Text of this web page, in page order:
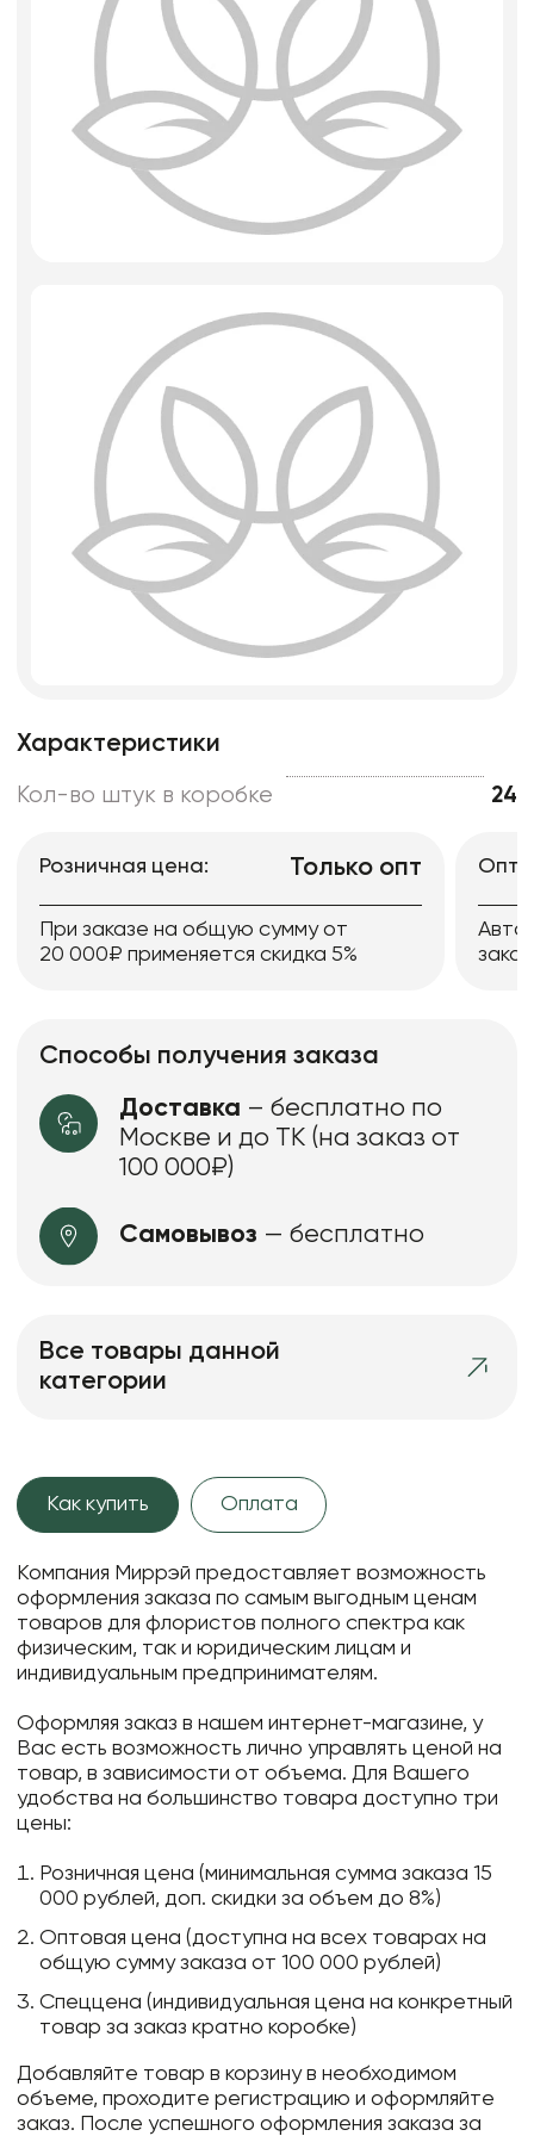
Игрушки мягкие
Изделия из металла
Характеристики
Кол-во штук в коробке 24
Розничная цена: Только опт
При заказе на общую сумму от
20 000₽ применяется скидка 5%
Способы получения заказа
Доставка – бесплатно по
Москве и до ТК (на заказ от
100 000₽)
Самовывоз — бесплатно
Все товары данной
категории
Как купить Оплата
Компания Миррэй предоставляет возможность
оформления заказа по самым выгодным ценам
товаров для флористов полного спектра как
физическим, так и юридическим лицам и
индивидуальным предпринимателям.
Оформляя заказ в нашем интернет-магазине, у
Вас есть возможность лично управлять ценой на
товар, в зависимости от объема. Для Вашего
удобства на большинство товара доступно три
цены:
Розничная цена (минимальная сумма заказа 15
000 рублей, доп. скидки за объем до 8%)
Оптовая цена (доступна на всех товарах на
общую сумму заказа от 100 000 рублей)
Спеццена (индивидуальная цена на конкретный
товар за заказ кратно коробке)
Добавляйте товар в корзину в необходимом
объеме, проходите регистрацию и оформляйте
заказ. После успешного оформления заказа за